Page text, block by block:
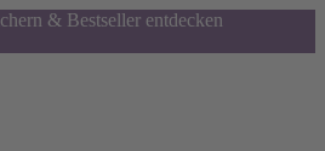
& Bestseller entdecken